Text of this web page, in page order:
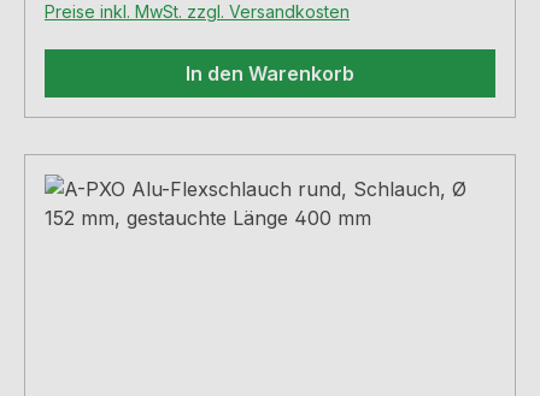
Preise inkl. MwSt. zzgl. Versandkosten
In den Warenkorb